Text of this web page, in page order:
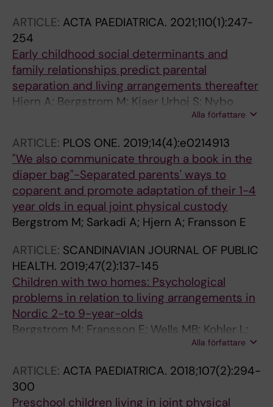
ARTICLE: ACTA PAEDIATRICA. 2021;110(1):247-
254
Early childhood social determinants and
family relationships predict parental
separation and living arrangements thereafter
Hjern A; Bergstrom M; Kjaer Urhoj S; Nybo
Alla författare
ARTICLE: PLOS ONE. 2019;14(4):e0214913
"We also communicate through a book in the
diaper bag"-Separated parents' ways to
coparent and promote adaptation of their 1-4
year olds in equal joint physical custody
Bergstrom M; Sarkadi A; Hjern A; Fransson E
ARTICLE: SCANDINAVIAN JOURNAL OF PUBLIC
HEALTH. 2019;47(2):137-145
Children with two homes: Psychological
problems in relation to living arrangements in
Nordic 2-to 9-year-olds
Bergstrom M; Fransson E; Wells MB; Kohler L;
Alla författare
ARTICLE: ACTA PAEDIATRICA. 2018;107(2):294-
300
Preschool children living in joint physical